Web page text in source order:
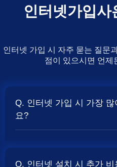
인터넷가입사
인터넷 가입 시 자주 묻는 질문
점이 있으시면 언제
Q. 인터넷 가입 시 가장
요?
Q. 인터넷 설치 시 추가 비